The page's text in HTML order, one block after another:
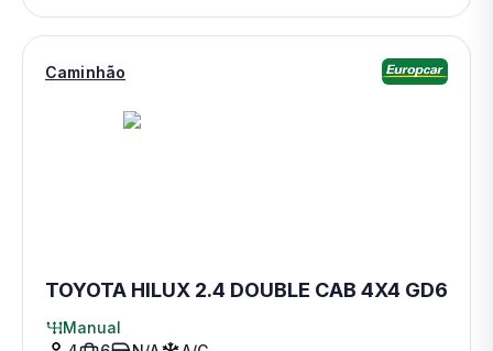
Caminhão
TOYOTA HILUX 2.4 DOUBLE CAB 4X4 GD6
Manual